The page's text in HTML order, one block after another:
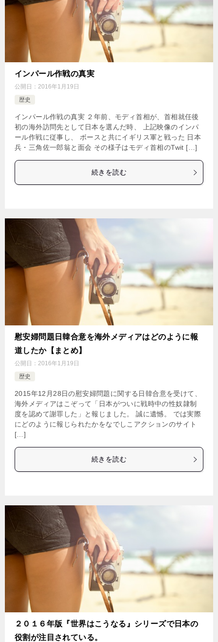
インパール作戦の真実
公開日： 2016年1月19日
歴史
インパール作戦の真実 ２年前、モディ首相が、首相就任後
初の海外訪問先として日本を選んだ時、 上記映像のインパ
ール作戦に従事し、 ボースと共にイギリス軍と戦った 日本
兵・三角佐一郎翁と面会 その様子はモディ首相のTwit […]
続きを読む
慰安婦問題日韓合意を海外メディアはどのように報
道したか【まとめ】
公開日： 2016年1月19日
歴史
2015年12月28日の慰安婦問題に関する日韓合意を受けて、
海外メディアはこぞって「日本がついに戦時中の性奴隷制
度を認めて謝罪した」と報じました。 誠に遺憾。 では実際
にどのように報じられたかをなでしこアクションのサイト
[…]
続きを読む
２０１６年版『世界はこうなる』シリーズで日本の
役割が注目されている。